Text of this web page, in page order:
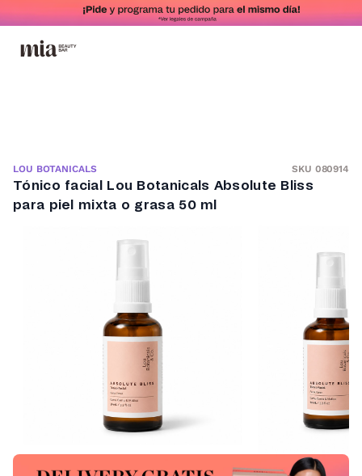
LOU BOTANICALS SKU 080914
Tónico facial Lou Botanicals Absolute Bliss
para piel mixta o grasa 50 ml